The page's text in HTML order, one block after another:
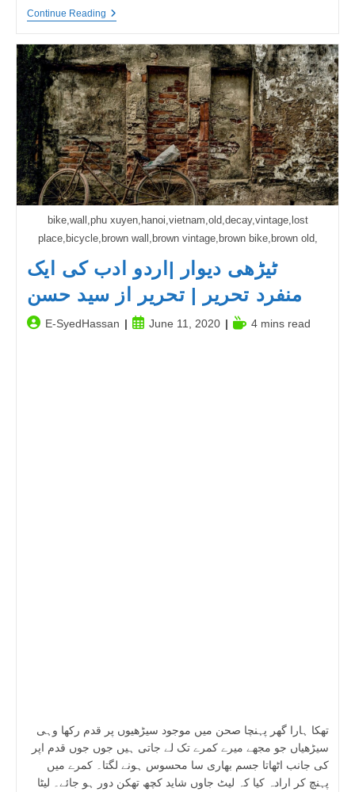
Continue ReadingValentine
February
|
یوم
محبت
|
Love
Day
bike,wall,phu xuyen,hanoi,vietnam,old,decay,vintage,lost
place,bicycle,brown wall,brown vintage,brown bike,brown old,
ٹیڑھی دیوار |اردو ادب کی ایک
منفرد تحریر | تحریر از سید حسن
PostE-SyedHassan
PostJune 11, 2020
Reading
4 mins read
تھکا ہارا گھر پہنچا صحن میں موجود سیڑھیوں پر قدم رکھا وہی
سیڑھیاں جو مجھے میرے کمرے تک لے جاتی ہیں جوں جوں قدم اپر
کی جانب اٹھاتا جسم بھاری سا محسوس ہونے لگتا۔ کمرے میں
پہنچ کر ارادہ کیا کہ لیٹ جاوں شاید کچھ تھکن دور ہو جائے۔ لیٹا